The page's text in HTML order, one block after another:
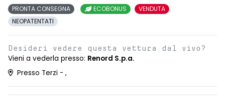
PRONTA CONSEGNA ECOBONUS
VENDUTA
NEOPATENTATI
Desideri vedere questa vettura dal vivo?
Vieni a vederla presso: Renord S.p.a.
Presso Terzi - ,